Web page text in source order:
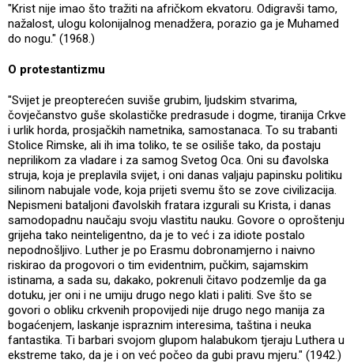
"Krist nije imao što tražiti na afričkom ekvatoru. Odigravši tamo,
nažalost, ulogu kolonijalnog menadžera, porazio ga je Muhamed
do nogu." (1968.)
O protestantizmu
"Svijet je preopterećen suviše grubim, ljudskim stvarima,
čovječanstvo guše skolastičke predrasude i dogme, tiranija Crkve
i urlik horda, prosjačkih nametnika, samostanaca. To su trabanti
Stolice Rimske, ali ih ima toliko, te se osiliše tako, da postaju
neprilikom za vladare i za samog Svetog Oca. Oni su đavolska
struja, koja je preplavila svijet, i oni danas valjaju papinsku politiku
silinom nabujale vode, koja prijeti svemu što se zove civilizacija.
Nepismeni bataljoni đavolskih fratara izgurali su Krista, i danas
samodopadnu naučaju svoju vlastitu nauku. Govore o oproštenju
grijeha tako neinteligentno, da je to već i za idiote postalo
nepodnošljivo. Luther je po Erasmu dobronamjerno i naivno
riskirao da progovori o tim evidentnim, pučkim, sajamskim
istinama, a sada su, dakako, pokrenuli čitavo podzemlje da ga
dotuku, jer oni i ne umiju drugo nego klati i paliti. Sve što se
govori o obliku crkvenih propovijedi nije drugo nego manija za
bogaćenjem, laskanje ispraznim interesima, taština i neuka
fantastika. Ti barbari svojom glupom halabukom tjeraju Luthera u
ekstreme tako, da je i on već počeo da gubi pravu mjeru." (1942.)